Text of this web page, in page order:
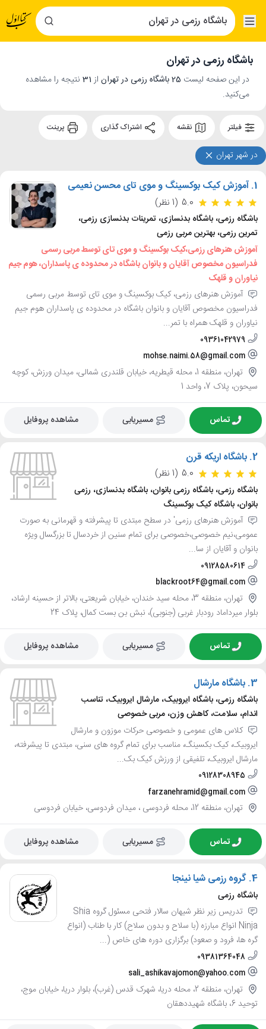
باشگاه رزمی در تهران
در این صفحه لیست 25 باشگاه رزمی در تهران از 31 نتیجه را مشاهده
می‌کنید.
فیلتر نقشه
در شهر تهران
1. آموزش کیک بوکسینگ و موی تای محسن نعیمی
5.0 (1 نظر)
باشگاه رزمی، باشگاه بدنسازی، تمرینات بدنسازی رزمی،
تمرین رزمی، بهترین مربی رزمی
آموزش هنرهای رزمی،کیک بوکسینگ و موی تای توسط مربی رسمی
فدراسیون مخصوص آقایان و بانوان باشگاه در محدوده ی پاسداران، هوم جیم
نیاوران و قلهک
آموزش هنرهای رزمی، کیک بوکسینگ و موی تای توسط مربی رسمی
فدراسیون مخصوص آقایان و بانوان باشگاه در محدوده ی پاسداران هوم جیم
نیاوران و قلهک همراه با تمر...
09361042979
mohse.naimi.58@gmail.com
تهران، منطقه 1، محله قیطریه، خیابان قلندری شمالی، میدان ورزش، کوچه
سیحون، پلاک 7، واحد 1
تماس مسیریابی مشاهده پروفایل
2. باشگاه اریکه قرن
5.0 (1 نظر)
باشگاه رزمی، باشگاه رزمی بانوان، باشگاه بدنسازی، رزمی
بانوان، باشگاه کیک بوکسینگ
آموزش هنرهای رزمی' در سطح مبتدی تا پیشرفته و قهرمانی به صورت
عمومی،نیم خصوصی،خصوصی برای تمام سنین از خردسال تا بزرگسال ویژه
بانوان و آقایان از سا...
09128580614
blackroot64@gmail.com
تهران، منطقه 3، محله سید خندان، خیابان شریعتی، بالاتر از حسینه ارشاد،
بلوار میرداماد رودبار غربی (جنوبی)، نبش بن بست کمال، پلاک 24
تماس مسیریابی مشاهده پروفایل
3. باشگاه مارشال
باشگاه رزمی، باشگاه ایروبیک، مارشال ایروبیک، تناسب
اندام، سلامت، کاهش وزن، مربی خصوصی
کلاس های عمومی و خصوصی حرکات موزون و مارشال
ایروبیک، کیک بکسینگ، مناسب برای تمام گروه های سنی، مبتدی تا پیشرفته،
مارشال ایروبیک، تلفیقی از ورزش کیک بک...
09128308945
farzanehramid@gmail.com
تهران، منطقه 12، محله فردوسی ، میدان فردوسی، خیابان فردوسی
تماس مسیریابی مشاهده پروفایل
4. گروه رزمی شیا نینجا
باشگاه رزمی
تدریس زیر نظر شیهان سالار فتحی مسئول گروه Shia
Ninja انواع مبارزه (با سلاح و بدون سلاح) کار با طناب (انواع
گره ها، فرود و صعود) برگزاری دوره های خاص (...
09381364048
sali_ashikavajomon@yahoo.com
تهران، منطقه 2، محله دریا، شهرک قدس (غرب)، بلوار دریا، خیابان موج،
توحید 6، باشگاه شهیددهقان